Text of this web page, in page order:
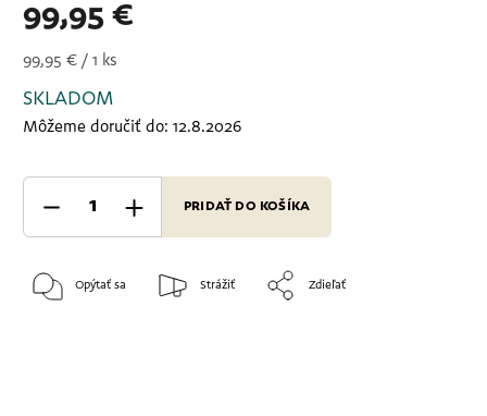
99,95 €
99,95 € / 1 ks
SKLADOM
Môžeme doručiť do: 12.8.2026
PRIDAŤ DO KOŠÍKA
Opýtať sa Strážiť Zdieľať